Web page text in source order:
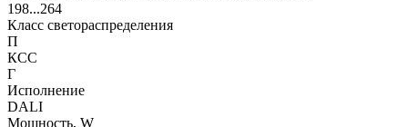
198...264
Класс светораспределения
П
КСС
Г
Исполнение
DALI
Мощность, W